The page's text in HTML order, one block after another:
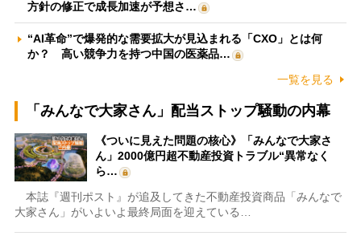
方針の修正で成長加速が予想さ…
“AI革命”で爆発的な需要拡大が見込まれる「CXO」とは何
か？ 高い競争力を持つ中国の医薬品…
一覧を見る
「みんなで大家さん」配当ストップ騒動の内幕
《ついに見えた問題の核心》「みんなで大家さ
ん」2000億円超不動産投資トラブル“異常なく
ら…
本誌『週刊ポスト』が追及してきた不動産投資商品「みんなで
大家さん」がいよいよ最終局面を迎えている…